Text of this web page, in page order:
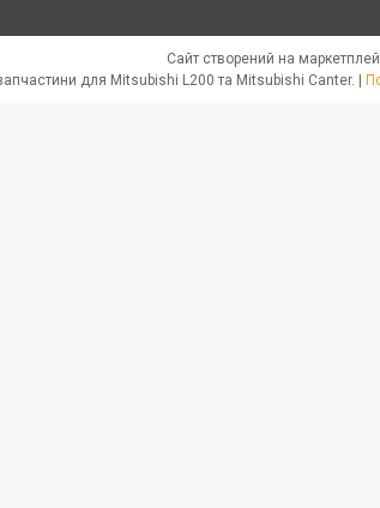
Сайт створений на